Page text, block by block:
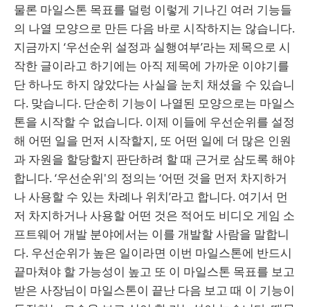
물론 마일스톤 목표를 덜렁 이렇게 기나긴 여러 기능들
의 나열 모양으로 만든 다음 바로 시작하지는 않습니다.
지금까지 ‘우선순위 설정과 실행여부’라는 제목으로 시
작한 글이라고 하기에는 아직 제목에 가까운 이야기를
단 하나도 하지 않았다는 사실을 눈치 채셨을 수 있습니
다. 맞습니다. 단순히 기능이 나열된 모양으로는 마일스
톤을 시작할 수 없습니다. 이제 이들에 우선순위를 설정
해 어떤 일을 먼저 시작할지, 또 어떤 일에 더 많은 인원
과 자원을 할당할지 판단하려 할 때 근거로 삼도록 해야
합니다. ‘우선순위'의 정의는 ‘어떤 것을 먼저 차지하거
나 사용할 수 있는 차례나 위치’라고 합니다. 여기서 먼
저 차지하거나 사용할 어떤 것은 적어도 비디오 게임 소
프트웨어 개발 분야에서는 이를 개발할 사람을 말합니
다. 우선순위가 높은 일이라면 이번 마일스톤에 반드시
끝마쳐야 할 가능성이 높고 또 이 마일스톤 목표를 보고
받은 사장님이 마일스톤이 끝난 다음 보고 때 이 기능이